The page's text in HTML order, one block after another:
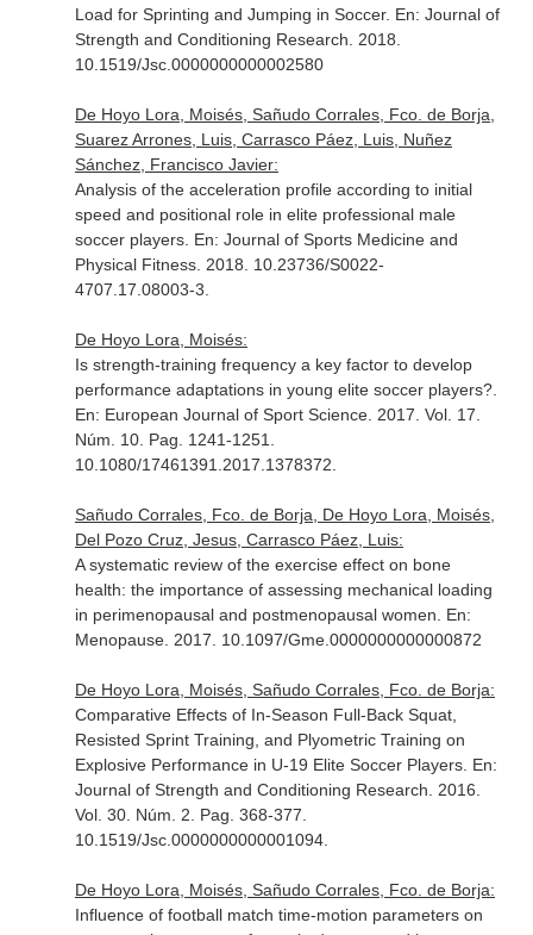
Load for Sprinting and Jumping in Soccer. En: Journal of
Strength and Conditioning Research . 2018.
10.1519/Jsc.0000000000002580
De Hoyo Lora, Moisés, Sañudo Corrales, Fco. de Borja,
Suarez Arrones, Luis, Carrasco Páez, Luis, Nuñez
Sánchez, Francisco Javier:
Analysis of the acceleration profile according to initial
speed and positional role in elite professional male
soccer players. En: Journal of Sports Medicine and
Physical Fitness. 2018. 10.23736/S0022-
4707.17.08003-3.
De Hoyo Lora, Moisés:
Is strength-training frequency a key factor to develop
performance adaptations in young elite soccer players?.
En: European Journal of Sport Science. 2017. Vol. 17.
Núm. 10. Pag. 1241-1251.
10.1080/17461391.2017.1378372.
Sañudo Corrales, Fco. de Borja, De Hoyo Lora, Moisés,
Del Pozo Cruz, Jesus, Carrasco Páez, Luis:
A systematic review of the exercise effect on bone
health: the importance of assessing mechanical loading
in perimenopausal and postmenopausal women. En:
Menopause. 2017. 10.1097/Gme.0000000000000872
De Hoyo Lora, Moisés, Sañudo Corrales, Fco. de Borja:
Comparative Effects of In-Season Full-Back Squat,
Resisted Sprint Training, and Plyometric Training on
Explosive Performance in U-19 Elite Soccer Players. En:
Journal of Strength and Conditioning Research . 2016.
Vol. 30. Núm. 2. Pag. 368-377.
10.1519/Jsc.0000000000001094.
De Hoyo Lora, Moisés, Sañudo Corrales, Fco. de Borja:
Influence of football match time-motion parameters on